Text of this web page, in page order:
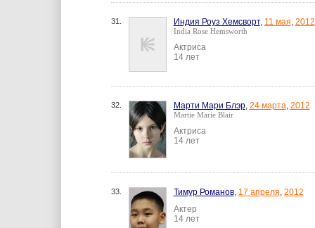
31. Индия Роуз Хемсворт, 11 мая, 2012
India Rose Hemsworth
Актриса
14 лет
32. Марти Мари Блэр, 24 марта, 2012
Martie Marie Blair
Актриса
14 лет
33. Тимур Романов, 17 апреля, 2012
Актер
14 лет